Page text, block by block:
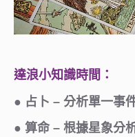
達浪小知識時間：
● 占卜 – 分析單一事
● 算命 – 根據星象分